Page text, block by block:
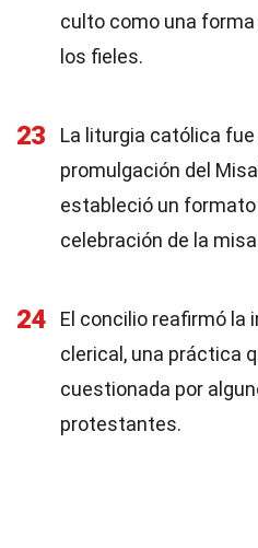
culto como una
los fieles.
23
La liturgia católica
promulgación del
estableció un
celebración de la
24
El concilio reafirmó la
clerical, una práctica
cuestionada por
protestantes.